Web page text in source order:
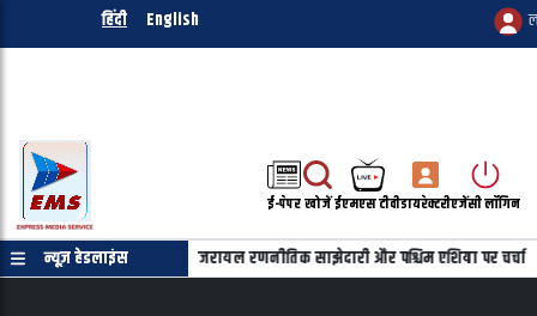
हिंदी English
ई-पेपरखोजेंईएमएस टीवीडायरेक्टरीएजेंसी लॉगिन
न्यूज़ हेडलाइंस
की फोन पर बातचीत, भारत-इजरायल रणनीतिक साझेदारी और पश्चिम एशिया पर चर्चा